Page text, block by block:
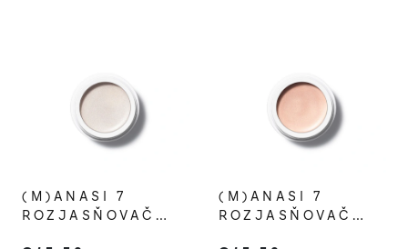
(M)ANASI 7
ROZJASŇOVAČ
(M)ANASI 7
ROZJASŇOVAČ